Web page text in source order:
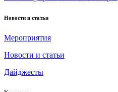
Новости и статьи
Мероприятия
Новости и статьи
Дайджесты